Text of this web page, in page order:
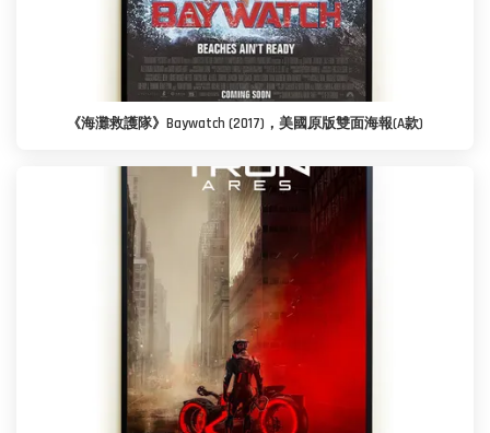
《海灘救護隊》Baywatch (2017)，美國原版雙面海報(A款)